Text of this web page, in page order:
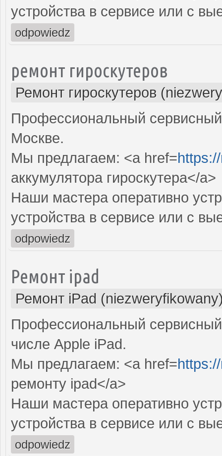
устройства в сервисе или с
odpowiedz
ремонт гироскутеров
Ремонт гироскутеров
Профессиональный сервисный
Москве.
Мы предлагаем: <a href=
аккумулятора гироскутера</a>
Наши мастера оперативно
устройства в сервисе или с
odpowiedz
Ремонт ipad
Ремонт iPad
Профессиональный
числе Apple iPad.
Мы предлагаем: <a href=
ремонту ipad</a>
Наши мастера оперативно
устройства в сервисе или с
odpowiedz